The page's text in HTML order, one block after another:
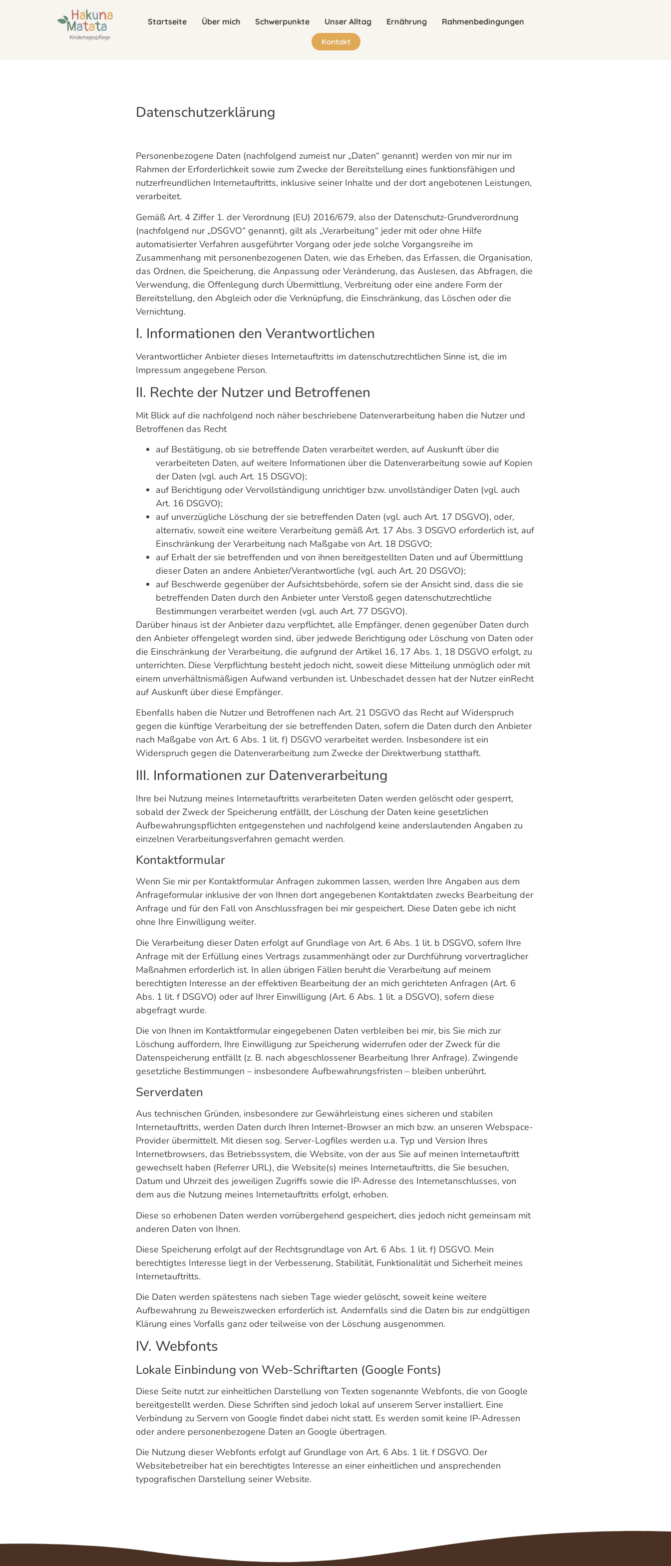
Startseite Über mich Schwerpunkte Unser Alltag Ernährung Rahmenbedingungen
Kontakt
Datenschutzerklärung
Personenbezogene Daten (nachfolgend zumeist nur „Daten“ genannt) werden von mir nur im
Rahmen der Erforderlichkeit sowie zum Zwecke der Bereitstellung eines funktionsfähigen und
nutzerfreundlichen Internetauftritts, inklusive seiner Inhalte und der dort angebotenen Leistungen,
verarbeitet.
Gemäß Art. 4 Ziffer 1. der Verordnung (EU) 2016/679, also der Datenschutz-Grundverordnung
(nachfolgend nur „DSGVO“ genannt), gilt als „Verarbeitung“ jeder mit oder ohne Hilfe
automatisierter Verfahren ausgeführter Vorgang oder jede solche Vorgangsreihe im
Zusammenhang mit personenbezogenen Daten, wie das Erheben, das Erfassen, die Organisation,
das Ordnen, die Speicherung, die Anpassung oder Veränderung, das Auslesen, das Abfragen, die
Verwendung, die Offenlegung durch Übermittlung, Verbreitung oder eine andere Form der
Bereitstellung, den Abgleich oder die Verknüpfung, die Einschränkung, das Löschen oder die
Vernichtung.
I. Informationen den Verantwortlichen
Verantwortlicher Anbieter dieses Internetauftritts im datenschutzrechtlichen Sinne ist, die im
Impressum angegebene Person.
II. Rechte der Nutzer und Betroffenen
Mit Blick auf die nachfolgend noch näher beschriebene Datenverarbeitung haben die Nutzer und
Betroffenen das Recht
auf Bestätigung, ob sie betreffende Daten verarbeitet werden, auf Auskunft über die
verarbeiteten Daten, auf weitere Informationen über die Datenverarbeitung sowie auf Kopien
der Daten (vgl. auch Art. 15 DSGVO);
auf Berichtigung oder Vervollständigung unrichtiger bzw. unvollständiger Daten (vgl. auch
Art. 16 DSGVO);
auf unverzügliche Löschung der sie betreffenden Daten (vgl. auch Art. 17 DSGVO), oder,
alternativ, soweit eine weitere Verarbeitung gemäß Art. 17 Abs. 3 DSGVO erforderlich ist, auf
Einschränkung der Verarbeitung nach Maßgabe von Art. 18 DSGVO;
auf Erhalt der sie betreffenden und von ihnen bereitgestellten Daten und auf Übermittlung
dieser Daten an andere Anbieter/Verantwortliche (vgl. auch Art. 20 DSGVO);
auf Beschwerde gegenüber der Aufsichtsbehörde, sofern sie der Ansicht sind, dass die sie
betreffenden Daten durch den Anbieter unter Verstoß gegen datenschutzrechtliche
Bestimmungen verarbeitet werden (vgl. auch Art. 77 DSGVO).
Darüber hinaus ist der Anbieter dazu verpflichtet, alle Empfänger, denen gegenüber Daten durch
den Anbieter offengelegt worden sind, über jedwede Berichtigung oder Löschung von Daten oder
die Einschränkung der Verarbeitung, die aufgrund der Artikel 16, 17 Abs. 1, 18 DSGVO erfolgt, zu
unterrichten. Diese Verpflichtung besteht jedoch nicht, soweit diese Mitteilung unmöglich oder mit
einem unverhältnismäßigen Aufwand verbunden ist. Unbeschadet dessen hat der Nutzer einRecht
auf Auskunft über diese Empfänger.
Ebenfalls haben die Nutzer und Betroffenen nach Art. 21 DSGVO das Recht auf Widerspruch
gegen die künftige Verarbeitung der sie betreffenden Daten, sofern die Daten durch den Anbieter
nach Maßgabe von Art. 6 Abs. 1 lit. f) DSGVO verarbeitet werden. Insbesondere ist ein
Widerspruch gegen die Datenverarbeitung zum Zwecke der Direktwerbung statthaft.
III. Informationen zur Datenverarbeitung
Ihre bei Nutzung meines Internetauftritts verarbeiteten Daten werden gelöscht oder gesperrt,
sobald der Zweck der Speicherung entfällt, der Löschung der Daten keine gesetzlichen
Aufbewahrungspflichten entgegenstehen und nachfolgend keine anderslautenden Angaben zu
einzelnen Verarbeitungsverfahren gemacht werden.
Kontaktformular
Wenn Sie mir per Kontaktformular Anfragen zukommen lassen, werden Ihre Angaben aus dem
Anfrageformular inklusive der von Ihnen dort angegebenen Kontaktdaten zwecks Bearbeitung der
Anfrage und für den Fall von Anschlussfragen bei mir gespeichert. Diese Daten gebe ich nicht
ohne Ihre Einwilligung weiter.
Die Verarbeitung dieser Daten erfolgt auf Grundlage von Art. 6 Abs. 1 lit. b DSGVO, sofern Ihre
Anfrage mit der Erfüllung eines Vertrags zusammenhängt oder zur Durchführung vorvertraglicher
Maßnahmen erforderlich ist. In allen übrigen Fällen beruht die Verarbeitung auf meinem
berechtigten Interesse an der effektiven Bearbeitung der an mich gerichteten Anfragen (Art. 6
Abs. 1 lit. f DSGVO) oder auf Ihrer Einwilligung (Art. 6 Abs. 1 lit. a DSGVO), sofern diese
abgefragt wurde.
Die von Ihnen im Kontaktformular eingegebenen Daten verbleiben bei mir, bis Sie mich zur
Löschung auffordern, Ihre Einwilligung zur Speicherung widerrufen oder der Zweck für die
Datenspeicherung entfällt (z. B. nach abgeschlossener Bearbeitung Ihrer Anfrage). Zwingende
gesetzliche Bestimmungen – insbesondere Aufbewahrungsfristen – bleiben unberührt.
Serverdaten
Aus technischen Gründen, insbesondere zur Gewährleistung eines sicheren und stabilen
Internetauftritts, werden Daten durch Ihren Internet-Browser an mich bzw. an unseren Webspace-
Provider übermittelt. Mit diesen sog. Server-Logfiles werden u.a. Typ und Version Ihres
Internetbrowsers, das Betriebssystem, die Website, von der aus Sie auf meinen Internetauftritt
gewechselt haben (Referrer URL), die Website(s) meines Internetauftritts, die Sie besuchen,
Datum und Uhrzeit des jeweiligen Zugriffs sowie die IP-Adresse des Internetanschlusses, von
dem aus die Nutzung meines Internetauftritts erfolgt, erhoben.
Diese so erhobenen Daten werden vorrübergehend gespeichert, dies jedoch nicht gemeinsam mit
anderen Daten von Ihnen.
Diese Speicherung erfolgt auf der Rechtsgrundlage von Art. 6 Abs. 1 lit. f) DSGVO. Mein
berechtigtes Interesse liegt in der Verbesserung, Stabilität, Funktionalität und Sicherheit meines
Internetauftritts.
Die Daten werden spätestens nach sieben Tage wieder gelöscht, soweit keine weitere
Aufbewahrung zu Beweiszwecken erforderlich ist. Andernfalls sind die Daten bis zur endgültigen
Klärung eines Vorfalls ganz oder teilweise von der Löschung ausgenommen.
IV. Webfonts
Lokale Einbindung von Web-Schriftarten (Google Fonts)
Diese Seite nutzt zur einheitlichen Darstellung von Texten sogenannte Webfonts, die von Google
bereitgestellt werden. Diese Schriften sind jedoch lokal auf unserem Server installiert. Eine
Verbindung zu Servern von Google findet dabei nicht statt. Es werden somit keine IP-Adressen
oder andere personenbezogene Daten an Google übertragen.
Die Nutzung dieser Webfonts erfolgt auf Grundlage von Art. 6 Abs. 1 lit. f DSGVO. Der
Websitebetreiber hat ein berechtigtes Interesse an einer einheitlichen und ansprechenden
typografischen Darstellung seiner Website.